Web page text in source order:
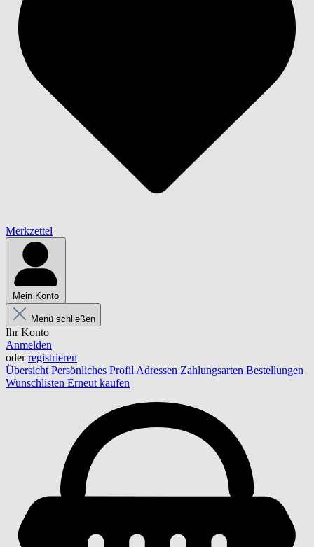
Merkzettel
Mein Konto
Menü schließen
Ihr Konto
Anmelden
oderregistrieren
Übersicht Persönliches Profil Adressen Zahlungsarten Bestellungen
Wunschlisten Erneut kaufen